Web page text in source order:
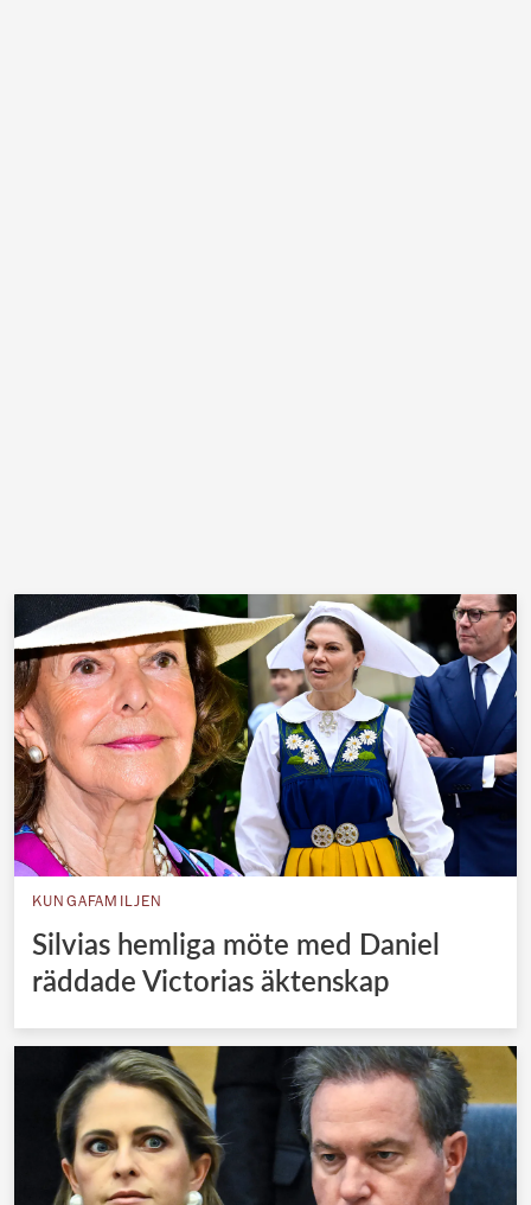
KUNGAFAMILJEN
Silvias hemliga möte med Daniel
räddade Victorias äktenskap